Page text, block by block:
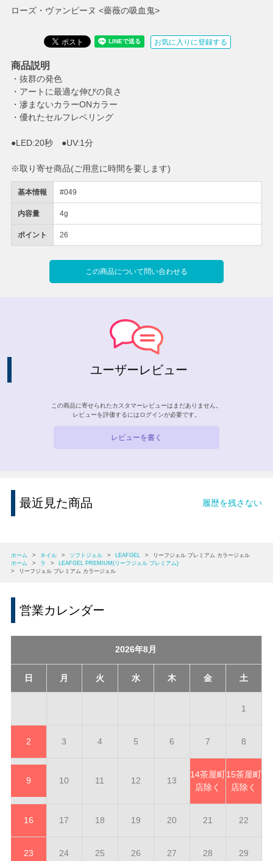
ローズ・ヴァンピーヌ <薔薇の吸血鬼>
基本情報 #049
内容量 4g
ポイント 26
お気に入りに登録する
この商品について問い合わせる
商品説明
・抜群の発色
・アートに最適な伸びの良さ
・滲まないカラーONカラー
・優れたセルフレベリング
●LED:20秒 ●UV:1分
※取り寄せ商品(ご用意に時間を要します)
ユーザーレビュー
この商品に寄せられたカスタマーレビューはまだありません。
レビューを評価するには ログインが必要です。
レビューを書く
最近見た商品 履歴を残さない
ホーム > ネイル > ソフトジェル > LEAFGEL >
リーフジェル プレミアム カラージェル
ホーム
> ラ >
LEAFGEL PREMIUM(リーフジェル プレミアム)
>
リーフジェル プレミアム カラージェル
営業カレンダー
2026年8月
日 月 火 水 木 金 土
1
2 3 4 5 6 7 8
9 10 11 12 13
14茶屋町
店除く
15茶屋町
店除く
16 17 18 19 20 21 22
23 24 25 26 27 28 29